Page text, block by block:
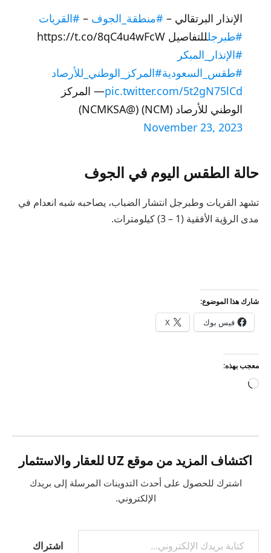
الإنذار البرتقالي – #منطقة_الجوف – #القريات
#طبرجلللتفاصيل https://t.co/8qC4u4wFcW
#الإنذار_المبكر
#طقس_السعودية#المركز_الوطني_للأرصاد
pic.twitter.com/5t2gN75lCd— المركز
الوطني للأرصاد (NCM) (@NCMKSA)
November 23, 2023
حالة الطقس اليوم في الجوف
تشهد القريات وطبرجل انتشار الضباب، يصاحبه شبه انعدام في
مدى الرؤية الأفقية (1 – 3) كيلومترات.
شارك هذا الموضوع:
فيس بوك X
معجب بهذه:
جاري
اكتشاف المزيد من موقع UZ للعقار والاستثمار
اشترك للحصول على أحدث التدوينات المرسلة إلى بريدك
الإلكتروني.
كتابة بريدك الإلكتروني...
اشتراك